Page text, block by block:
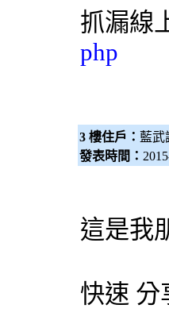
抓漏線
php
3 樓住戶： 藍武
發表時間：
這是我
快速 分